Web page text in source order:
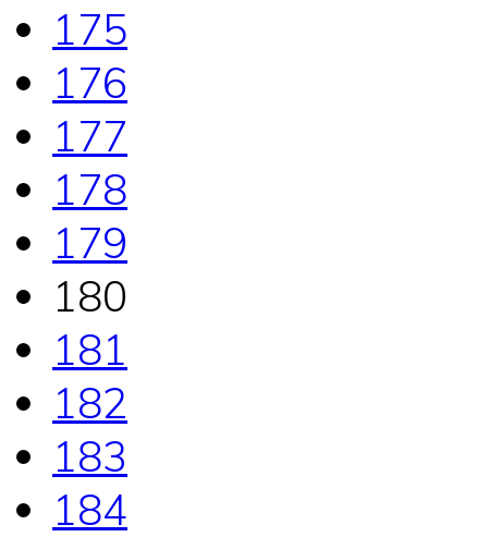
175
176
177
178
179
180
181
182
183
184